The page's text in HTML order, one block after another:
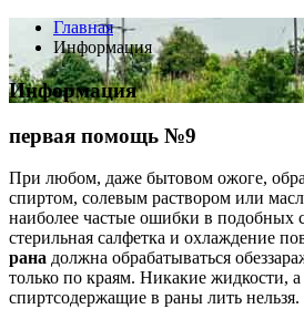
Главная
Информация
Информация
первая помощь №9
При любом, даже бытовом ожоге,
спиртом, солевым раствором или
наиболее частые ошибки в подобных
стерильная салфетка и охлаждение
рана должна обрабатываться
только по краям. Никакие жидкости, а
спиртсодержащие в раны лить нельзя.